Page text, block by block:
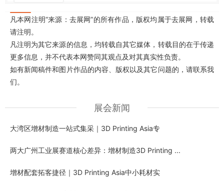
凡本网注明“来源：去展网”的所有作品，版权均属于去展网，转载
请注明。
凡注明为其它来源的信息，均转载自其它媒体，转载目的在于传递
更多信息，并不代表本网赞同其观点及对其真实性负责。
如有新闻稿件和图片作品的内容、版权以及其它问题的，请联系我
们。
展会新闻
大湾区增材制造一站式集采｜3D Printing Asia专
两大广州工业展赛道核心差异：增材制造3D Printing ...
增材配套拓客捷径｜3D Printing Asia中小耗材实